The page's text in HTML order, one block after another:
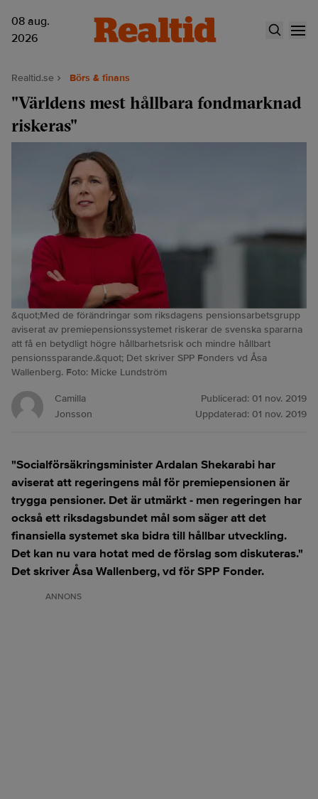
08 aug.
2026
Realtid.se Börs & finans
"Världens mest hållbara fondmarknad
riskeras"
&quot;Med de förändringar som riksdagens pensionsarbetsgrupp
aviserat av premiepensionssystemet riskerar de svenska spararna
att få en betydligt högre hållbarhetsrisk och mindre hållbart
pensionssparande.&quot; Det skriver SPP Fonders vd Åsa
Wallenberg. Foto: Micke Lundström
Camilla
Jonsson
Publicerad: 01 nov. 2019
Uppdaterad: 01 nov. 2019
"Socialförsäkringsminister Ardalan Shekarabi har
aviserat att regeringens mål för premiepensionen är
trygga pensioner. Det är utmärkt - men regeringen har
också ett riksdagsbundet mål som säger att det
finansiella systemet ska bidra till hållbar utveckling.
Det kan nu vara hotat med de förslag som diskuteras."
Det skriver Åsa Wallenberg, vd för SPP Fonder.
ANNONS